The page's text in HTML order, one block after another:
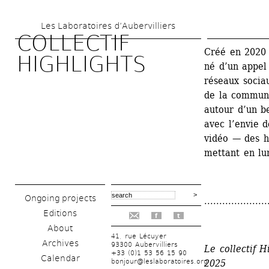
to
main
content
Les Laboratoires d’Aubervilliers
COLLECTIF
HIGHLIGHTS
Ongoing projects
Editions
About
Archives
Calendar
f t
41, rue Lécuyer
93300 Aubervilliers
+33 (0)1 53 56 15 90
bonjour@leslaboratoires.org
Créé en
né d’un
réseaux
de la
autour d’un
avec l’envie
vidéo — des
mettant en
Le collectif
2025